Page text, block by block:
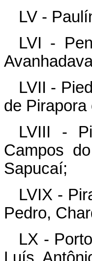
LV -
LVI -
LVII -
de Pirapora
LVIII -
Campos
Sapucaí;
LVIX -
Pedro,
LX -
Luís